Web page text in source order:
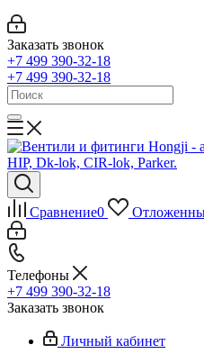
Заказать звонок
+7 499 390-32-18
+7 499 390-32-18
Сравнение0
Телефоны
+7 499 390-32-18
Заказать звонок
Личный кабинет